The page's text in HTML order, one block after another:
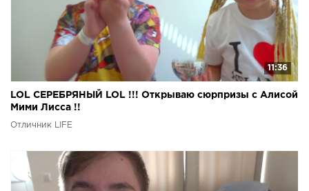
11:36
LOL СЕРЕБРЯНЫЙ LOL !!! Открываю сюрпризы с Алисой
Мими Лисса !!
Отличник LIFE